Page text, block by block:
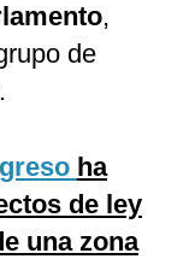
,
de
ha
de ley
una zona